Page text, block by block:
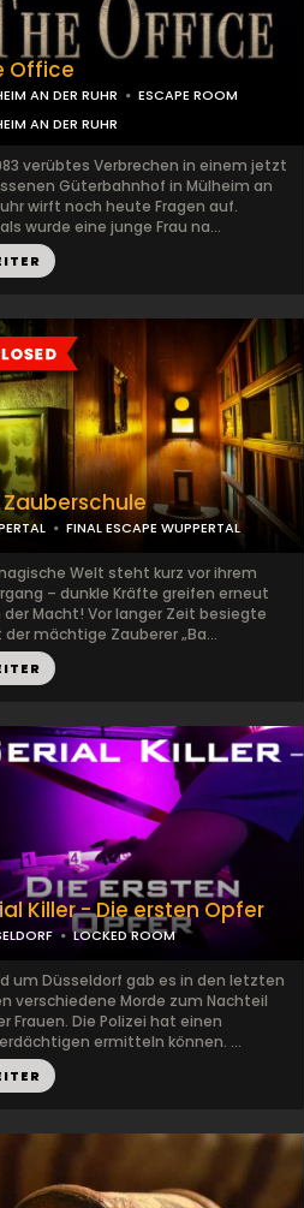
Office
AN DER RUHR
ESCAPE ROOM
AN DER RUHR
verübtes Verbrechen in einem jetzt
Güterbahnhof in Mülheim an
wirft noch heute Fragen auf.
wurde eine junge Frau na...
Zauberschule
FINAL ESCAPE WUPPERTAL
Welt steht kurz vor ihrem
– dunkle Kräfte greifen erneut
der Macht! Vor langer Zeit besiegte
mächtige Zauberer „Ba...
Killer - Die ersten Opfer
LOCKED ROOM
um Düsseldorf gab es in den letzten
verschiedene Morde zum Nachteil
Frauen. Die Polizei hat einen
ermitteln können. ...